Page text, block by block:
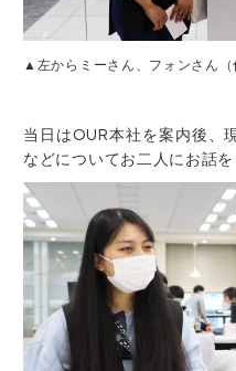
▲左からミーさん、フォンさん（
当日はOUR本社を案内後、
などについてお二人にお話を